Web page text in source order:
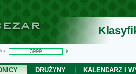
DRUŻYNY
KALENDARZ I